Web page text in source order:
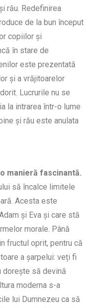
rău. Redefinirea
de la bun început
copiilor și
în stare de
este prezentată
și a vrăjitoarelor
Lucrurile nu se
la intrarea într-o lume
și rău este anulata
manieră fascinantă.
să încalce limitele
Acesta este
și Eva și care stă
morale. Până
fructul oprit, pentru că
a șarpelui: veți fi
dorește să devină
moderna s-a
lui Dumnezeu ca să